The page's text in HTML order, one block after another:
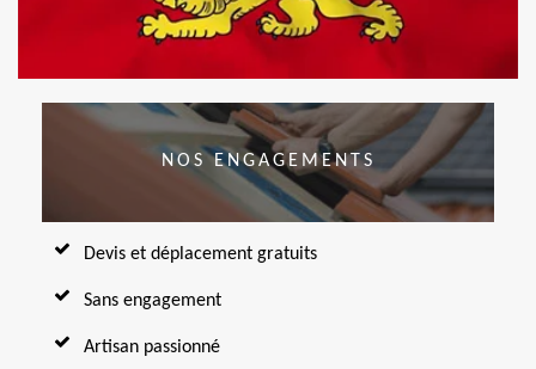
NOS ENGAGEMENTS
Devis et déplacement gratuits
Sans engagement
Artisan passionné